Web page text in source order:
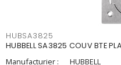
HUBSA3825
HUBBELL SA3825 COUV BTE
Manufacturier :
HUBBELL